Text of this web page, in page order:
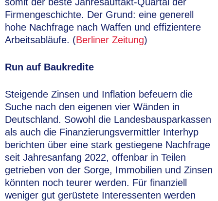
Firmengeschichte. Der Grund: eine generell
hohe Nachfrage nach Waffen und effizientere
Arbeitsabläufe. (Berliner Zeitung)
Run auf Baukredite
Steigende Zinsen und Inflation befeuern die
Suche nach den eigenen vier Wänden in
Deutschland. Sowohl die Landesbausparkassen
als auch die Finanzierungsvermittler Interhyp
berichten über eine stark gestiegene Nachfrage
seit Jahresanfang 2022, offenbar in Teilen
getrieben von der Sorge, Immobilien und Zinsen
könnten noch teurer werden. Für finanziell
weniger gut gerüstete Interessenten werden